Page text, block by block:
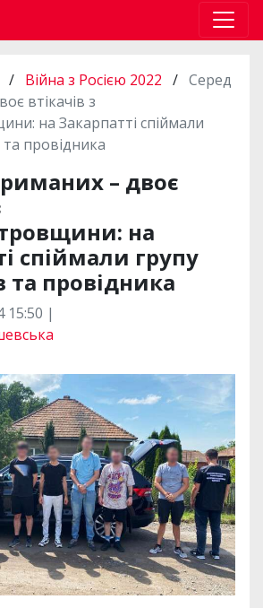
/ Війна з Росією 2022 / Серед
втікачів з
на Закарпатті спіймали
та провідника
– двоє
на
спіймали групу
та провідника
15:50 |